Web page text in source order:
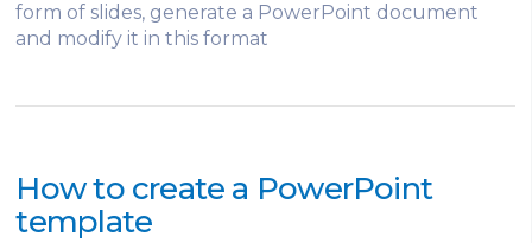
form of slides, generate a PowerPoint document
and modify it in this format
How to create a PowerPoint
template